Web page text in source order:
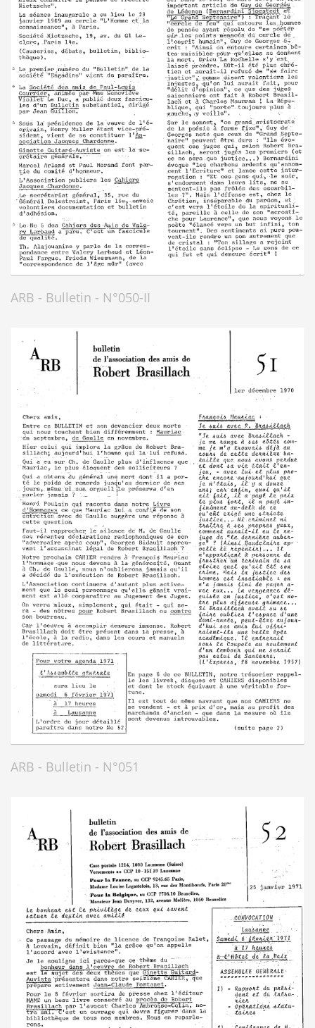
ARB - Bulletin - N°050-II
ARB - Bulletin - N°051